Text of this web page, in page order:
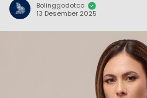
Bolinggodotco
13 Desember 2025